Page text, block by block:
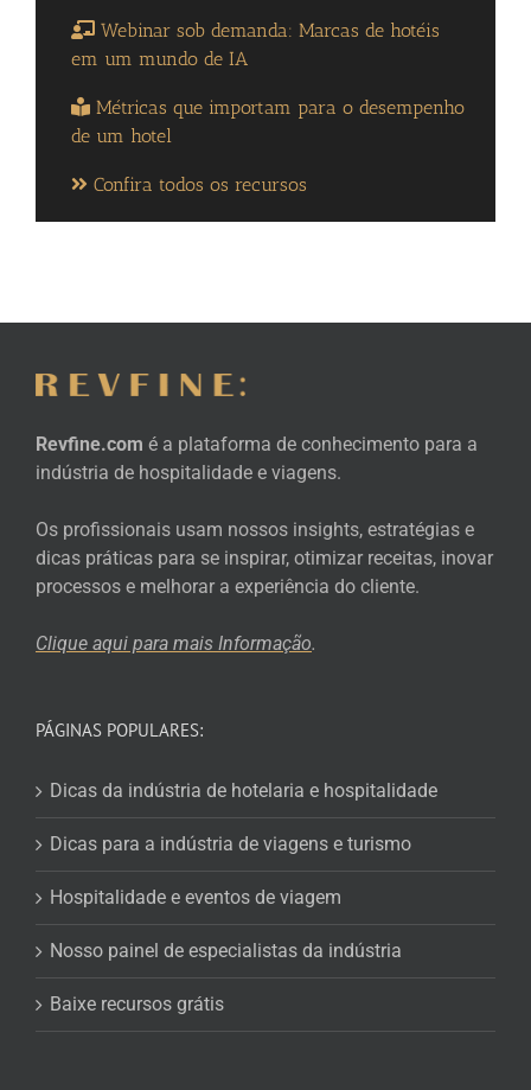
Webinar sob demanda: Marcas de hotéis
em um mundo de IA
Métricas que importam para o desempenho
de um hotel
Confira todos os recursos
Revfine.com é a plataforma de conhecimento para a
indústria de hospitalidade e viagens.
Os profissionais usam nossos insights, estratégias e
dicas práticas para se inspirar, otimizar receitas, inovar
processos e melhorar a experiência do cliente.
Clique aqui para mais Informação.
PÁGINAS POPULARES:
Dicas da indústria de hotelaria e hospitalidade
Dicas para a indústria de viagens e turismo
Hospitalidade e eventos de viagem
Nosso painel de especialistas da indústria
Baixe recursos grátis